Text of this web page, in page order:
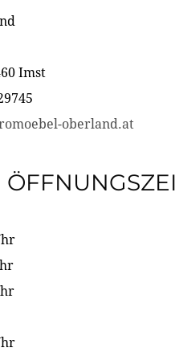
Imst
oberland.at